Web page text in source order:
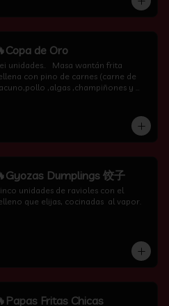
de Oro
unidades..   Masa wantán frita
con pino de carnes (carne de
,algas ,champiñones y
Dumplings 饺子
unidades de ravioles con el
que elijas, cocinadas  al vapor.
Fritas Chicas